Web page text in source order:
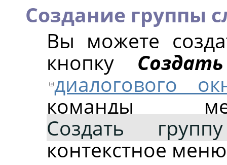
Создание группы
Вы можете
кнопку
диалогового
Создать
контекстное